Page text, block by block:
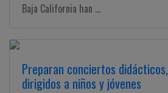
Baja California han ...
Preparan conciertos didácticos,
dirigidos a niños y jóvenes